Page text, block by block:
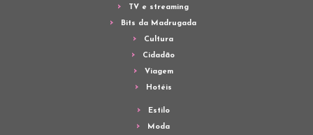
TV e streaming
Bits da Madrugada
Cultura
Cidadão
Viagem
Hotéis
Estilo
Moda